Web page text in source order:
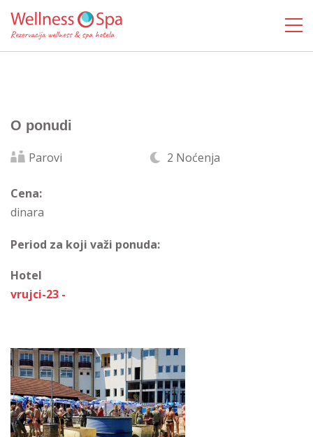
O ponudi
Parovi 2 Noćenja
Cena:
dinara
Period za koji važi ponuda:
Hotel
vrujci-23 -